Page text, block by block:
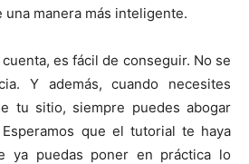
manera más inteligente.
es fácil de conseguir. No se
Y además, cuando necesites
tu sitio, siempre puedes abogar
que el tutorial te haya
ya puedas poner en práctica lo